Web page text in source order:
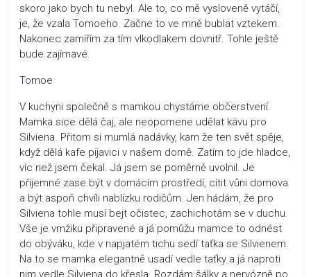
skoro jako bych tu nebyl. Ale to, co mě vysloveně vytáčí,
je, že vzala Tomoeho. Začne to ve mně bublat vztekem.
Nakonec zamířím za tím vlkodlakem dovnitř. Tohle ještě
bude zajímavé.
Tomoe
V kuchyni společně s mamkou chystáme občerstvení.
Mamka sice dělá čaj, ale neopomene udělat kávu pro
Silviena. Přitom si mumlá nadávky, kam že ten svět spěje,
když dělá kafe pijavici v našem domě. Zatím to jde hladce,
víc než jsem čekal. Já jsem se poměrně uvolnil. Je
příjemné zase být v domácím prostředí, cítit vůni domova
a být aspoň chvíli nablízku rodičům. Jen hádám, že pro
Silviena tohle musí bejt očistec, zachichotám se v duchu.
Vše je vmžiku připravené a já pomůžu mamce to odnést
do obýváku, kde v napjatém tichu sedí taťka se Silvienem.
Na to se mamka elegantně usadí vedle taťky a já naproti
nim vedle Silviena do křesla. Rozdám šálky a nervózně po